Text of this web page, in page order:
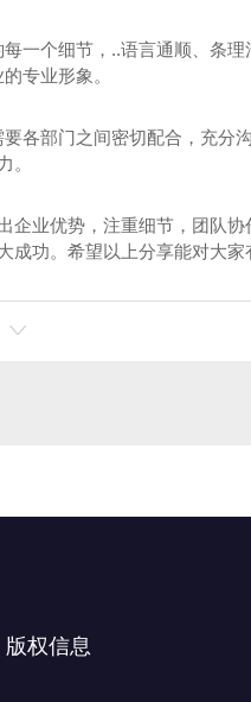
一个细节，..语言通顺、条
专业形象。
各部门之间密切配合，充分
。
业优势，注重细节，团队
功。希望以上分享能对大家
版权信息